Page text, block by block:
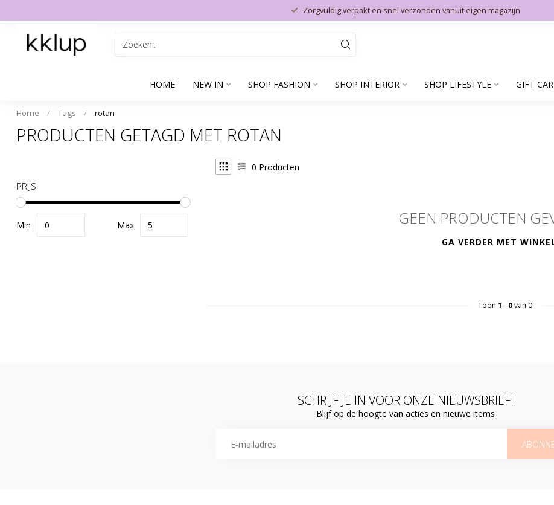
Zorgvuldig verpakt en snel verzonden vanuit eigen magazijn
HOME NEW IN SHOP FASHION SHOP INTERIOR SHOP LIFESTYLE GIFT
Home / Tags / rotan
PRODUCTEN GETAGD MET ROTAN
PRIJS
Min Max
0 Producten
GEEN PRODUCTEN
GA VERDER MET
Toon 1 - 0van 0
SCHRIJF JE IN VOOR ONZE NIEUWSBRIEF!
Blijf op de hoogte van acties en nieuwe items